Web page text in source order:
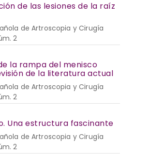
de las lesiones de la raíz
de Artroscopia y Cirugía
2
la rampa del menisco
de la literatura actual
de Artroscopia y Cirugía
2
Una estructura fascinante
de Artroscopia y Cirugía
2